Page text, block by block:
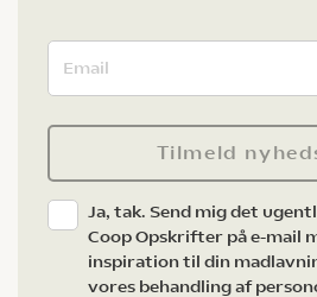
Tilmeld
Ja, tak. Send mig det
Coop Opskrifter på e-mail
inspiration til din
vores behandling af